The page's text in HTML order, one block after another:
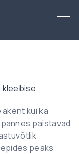
kleebise
kui ka
paistavad
peaks